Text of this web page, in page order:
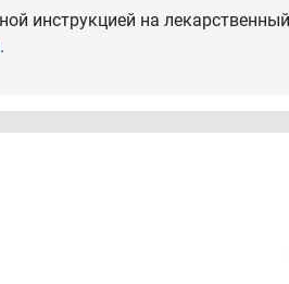
инструкцией на
.